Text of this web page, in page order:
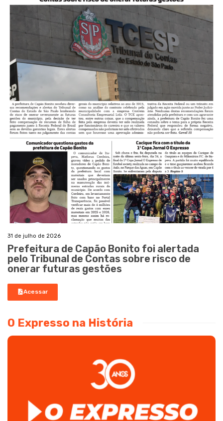
31 de julho de 2026
Prefeitura de Capão Bonito foi alertada
pelo Tribunal de Contas sobre risco de
onerar futuras gestões
Acessar
O Expresso na História